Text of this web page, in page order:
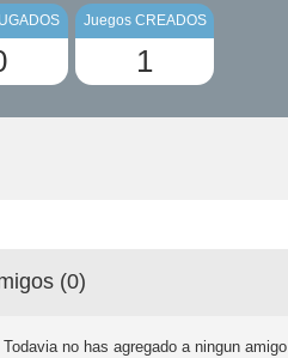
Juegos CREADOS
1
(0)
Todavia no has agregado a ningun amigo